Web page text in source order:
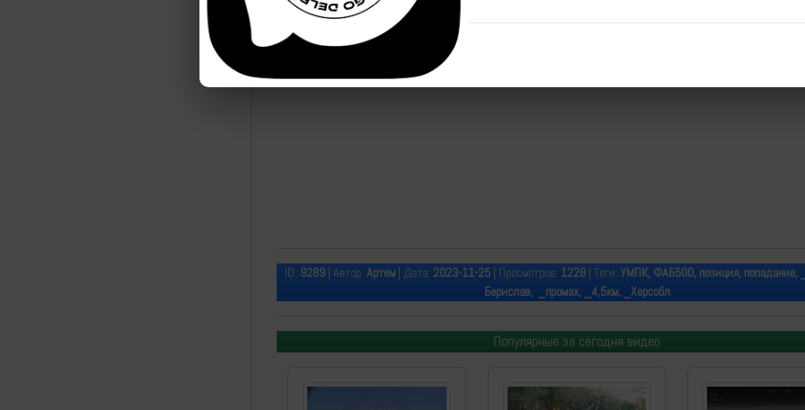
ID: 9289| Автор: Артем| Дата: 2023-11-25| Просмотров: 1228| Теги: УМПК, ФАБ500, позиция,
Берислав, _промах, _4,5км, _Херсобл
Популярные за сегодня видео